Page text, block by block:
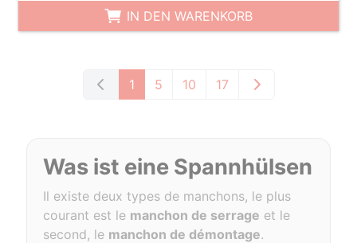
IN DEN WARENKORB
1 5 10 17
Was ist eine Spannhülsen
Il existe deux types de manchons, le plus
courant est le manchon de serrage et le
second, le manchon de démontage.